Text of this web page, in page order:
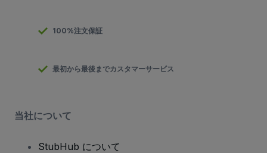
100%注文保証
最初から最後までカスタマーサービス
当社について
StubHub について